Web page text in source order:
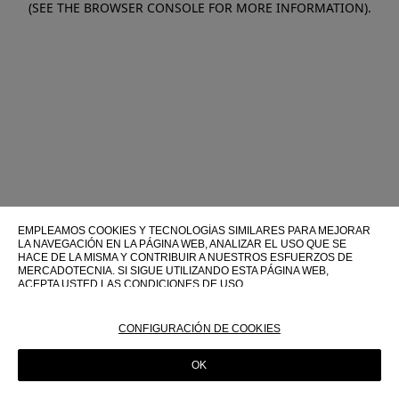
(SEE THE BROWSER CONSOLE FOR MORE INFORMATION).
EMPLEAMOS COOKIES Y TECNOLOGÍAS SIMILARES PARA MEJORAR
LA NAVEGACIÓN EN LA PÁGINA WEB, ANALIZAR EL USO QUE SE
HACE DE LA MISMA Y CONTRIBUIR A NUESTROS ESFUERZOS DE
MERCADOTECNIA. SI SIGUE UTILIZANDO ESTA PÁGINA WEB,
ACEPTA USTED LAS CONDICIONES DE USO.
SOBRE SU USO EN ESTA PÁGINA WEB, CONSULTE NUESTRA
POLÍTICA DE COOKIES
CONFIGURACIÓN DE COOKIES
OK